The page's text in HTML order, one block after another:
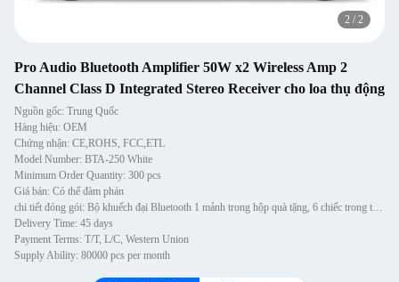
2 / 2
Pro Audio Bluetooth Amplifier 50W x2 Wireless Amp 2
Channel Class D Integrated Stereo Receiver cho loa thụ động
Nguồn gốc: Trung Quốc
Hàng hiệu: OEM
Chứng nhận: CE,ROHS, FCC,ETL
Model Number: BTA-250 White
Minimum Order Quantity: 300 pcs
Giá bán: Có thể đàm phán
chi tiết đóng gói: Bộ khuếch đại Bluetooth 1 mảnh trong hộp quà tặng, 6 chiếc trong thùng carton
Delivery Time: 45 days
Payment Terms: T/T, L/C, Western Union
Supply Ability: 80000 pcs per month